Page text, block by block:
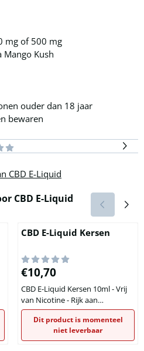
mg of 500 mg
Kush
ouder dan 18 jaar
bewaren
CBD E-Liquid
CBD E-Liquid
CBD E-Liquid Kersen
Prijs: 10,70
€10,70
CBD E-Liquid Kersen 10ml - Vrij
van Nicotine - Rijk aan
Cannabidiol 50 / 100 / 150 / 500
mg. Cannabidiol-rijke en
nicotine-vrije e-vloeistof met
fruitige kersensmaak voor
Dit product is momenteel
niet leverbaar